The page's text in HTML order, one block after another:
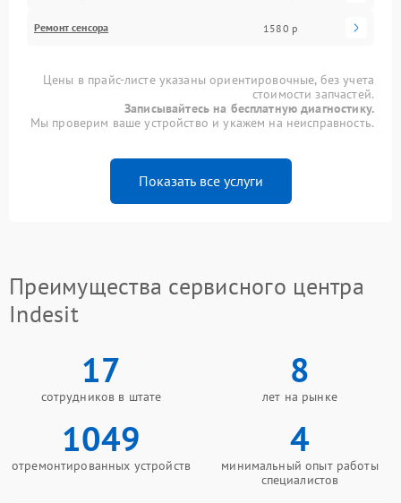
Ремонт сенсора 1580 р
Цены в прайс-листе указаны ориентировочные, без учета
стоимости запчастей.
Записывайтесь на бесплатную диагностику.
Мы проверим ваше устройство и укажем на неисправность.
Показать все услуги
Преимущества сервисного центра
Indesit
17
сотрудников в штате
8
лет на рынке
1049
отремонтированных устройств
4
минимальный опыт работы
специалистов